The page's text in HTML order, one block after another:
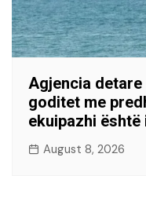
Agjencia detare
goditet me
ekuipazhi
August 8, 2026